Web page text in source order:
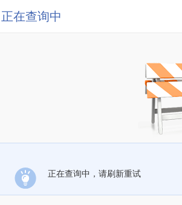
正在查询中
正在查询中，请刷新重试